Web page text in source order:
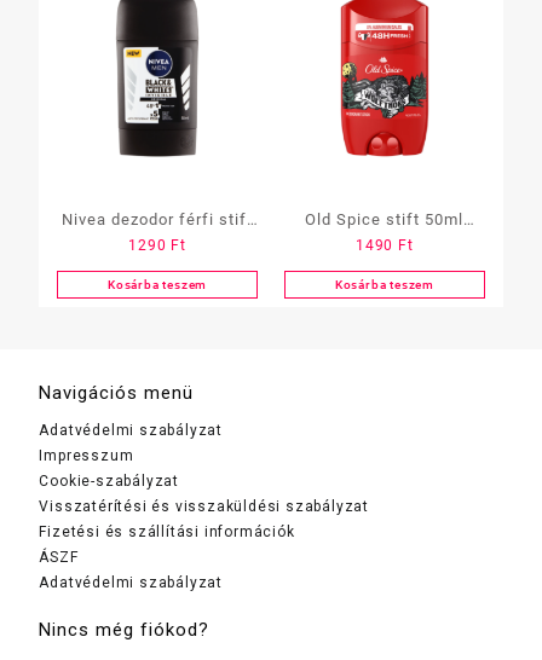
Nivea dezodor férfi stift
40ml Black&White
1290 Ft
Kosárba teszem
Old Spice stift 50ml
WolfThorn
1490 Ft
Kosárba teszem
Navigációs menü
Adatvédelmi szabályzat
Impresszum
Cookie-szabályzat
Visszatérítési és visszaküldési szabályzat
Fizetési és szállítási információk
ÁSZF
Adatvédelmi szabályzat
Nincs még fiókod?